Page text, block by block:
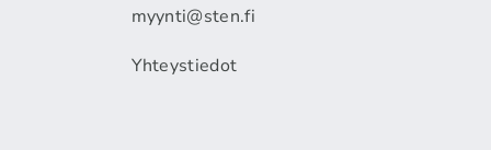
myynti@sten.fi
Yhteystiedot